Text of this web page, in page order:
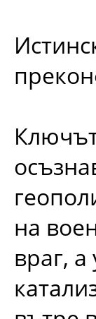
на
враг,